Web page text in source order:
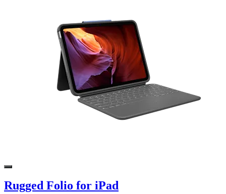
Rugged Folio for iPad